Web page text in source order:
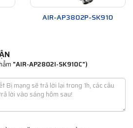
AIR-AP3802P-SK910
"AIR-AP2802I-SK910C")